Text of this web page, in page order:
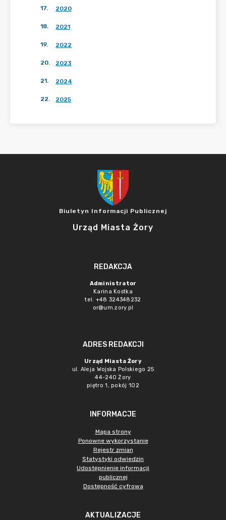
17. 2020
18. 2021
19. 2022
20. 2023
21. 2024
22. 2025
Biuletyn Informacji Publicznej
Urząd Miasta Żory
REDAKCJA
Administrator
Karina Kostka
tel. +48 324348232
or@um.zory.pl
ADRES REDAKCJI
Urząd Miasta Żory
ul. Aleja Wojska Polskiego 25
44-240 Żory
piętro 1, pokój 102
INFORMACJE
Mapa strony
Ponowne wykorzystanie
Rejestr zmian
Statystyki odwiedzin
Udostępnienie informacji
publicznej
Dostępność cyfrowa
AKTUALIZACJE